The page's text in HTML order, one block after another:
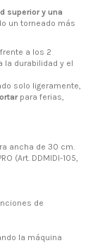
superior y una
un torneado más
a los 2
la durabilidad y el
solo ligeramente,
para ferias,
ancha de 30 cm.
(Art. DDMIDI-105,
de
la máquina